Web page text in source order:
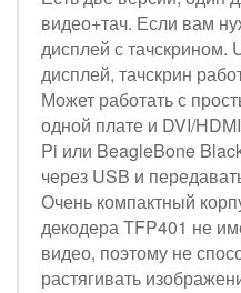
видео+тач. Если вам
дисплей с тачскрином.
дисплей, тачскрин
Может работать с
одной плате и DVI/
Pi или BeagleBone
через USB и
Очень компактный
декодера TFP401 не
видео, поэтому не
растягивать